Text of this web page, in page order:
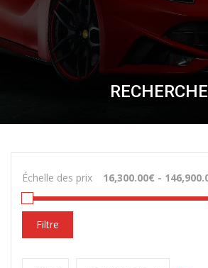
RECHERCHE
Échelle des prix
Filtre